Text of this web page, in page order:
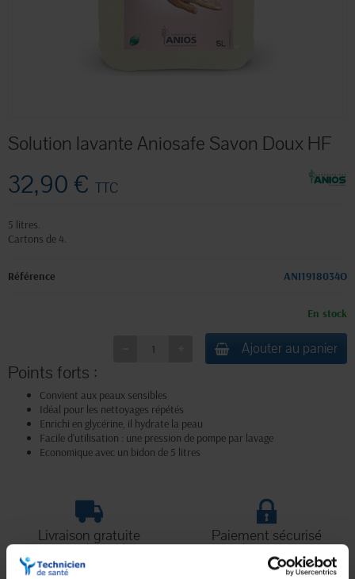
Solution lavante Aniosafe Savon Doux HF
32,90 € TTC
5 litres.
Cartons de 4.
Référence ANI1918034O
En stock
Ajouter au panier
Points forts :
Convient aux peaux sensibles
Idéal pour les nettoyages répétés
Enrichi en glycérine, il hydrate la peau
Facile d'utilisation : une pression de pompe par lavage
Economique avec un bidon de 5 litres
Livraison gratuite
En magasin Technicien de santé
En France à domicile à partir de 99€
d'achats
Paiement sécurisé
Paiement en ligne 100% sécurisé par
carte bancaire ou Paypal